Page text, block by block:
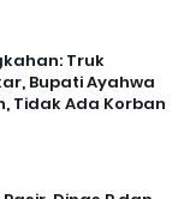
Truk
Bupati Ayahwa
Tidak Ada Korban